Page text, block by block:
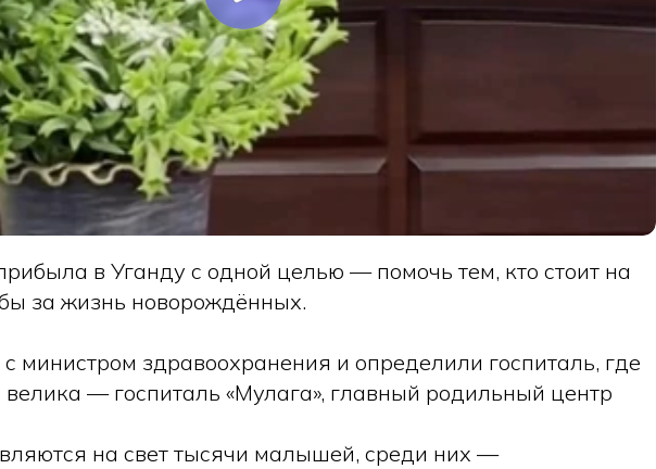
в Уганду с одной целью — помочь тем, кто стоит на
за жизнь новорождённых.
министром здравоохранения и определили госпиталь, где
— госпиталь «Мулага», главный родильный центр
на свет тысячи малышей, среди них —